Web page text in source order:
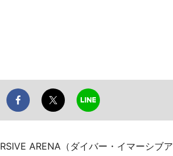
ARENA（ダイバー・イマーシブ